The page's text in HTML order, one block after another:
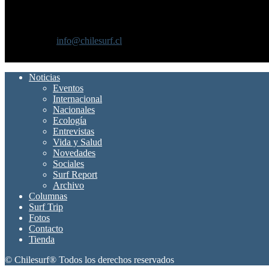
info@chilesurf.cl
Noticias
Eventos
Internacional
Nacionales
Ecología
Entrevistas
Vida y Salud
Novedades
Sociales
Surf Report
Archivo
Columnas
Surf Trip
Fotos
Contacto
Tienda
© Chilesurf® Todos los derechos reservados